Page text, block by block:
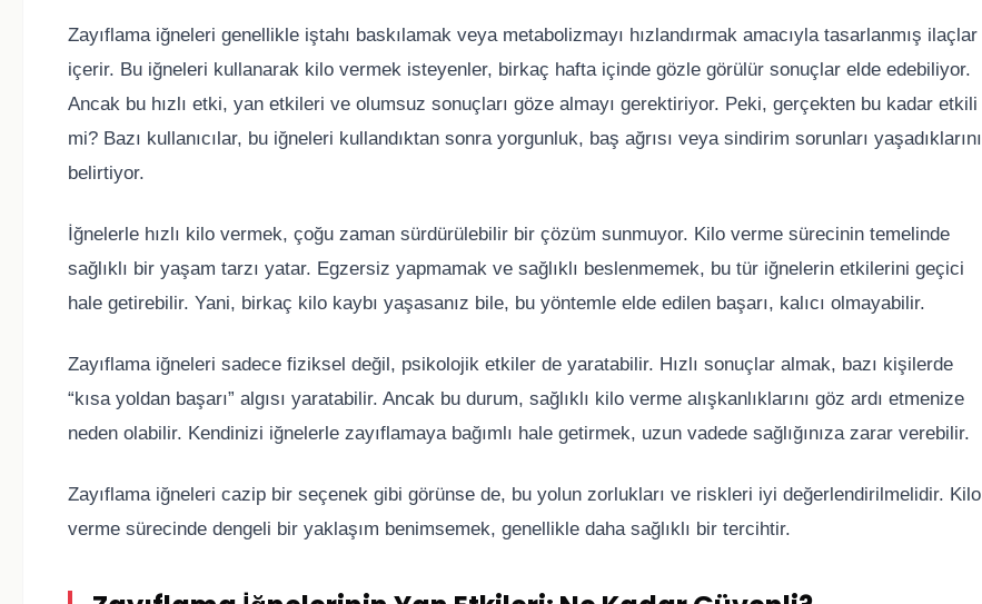
Zayıflama iğneleri genellikle iştahı baskılamak veya metabolizmayı hızlandırmak amacıyla tasarlanmış ilaçlar
içerir. Bu iğneleri kullanarak kilo vermek isteyenler, birkaç hafta içinde gözle görülür sonuçlar elde edebiliyor.
Ancak bu hızlı etki, yan etkileri ve olumsuz sonuçları göze almayı gerektiriyor. Peki, gerçekten bu kadar etkili
mi? Bazı kullanıcılar, bu iğneleri kullandıktan sonra yorgunluk, baş ağrısı veya sindirim sorunları yaşadıklarını
belirtiyor.
İğnelerle hızlı kilo vermek, çoğu zaman sürdürülebilir bir çözüm sunmuyor. Kilo verme sürecinin temelinde
sağlıklı bir yaşam tarzı yatar. Egzersiz yapmamak ve sağlıklı beslenmemek, bu tür iğnelerin etkilerini geçici
hale getirebilir. Yani, birkaç kilo kaybı yaşasanız bile, bu yöntemle elde edilen başarı, kalıcı olmayabilir.
Zayıflama iğneleri sadece fiziksel değil, psikolojik etkiler de yaratabilir. Hızlı sonuçlar almak, bazı kişilerde
“kısa yoldan başarı” algısı yaratabilir. Ancak bu durum, sağlıklı kilo verme alışkanlıklarını göz ardı etmenize
neden olabilir. Kendinizi iğnelerle zayıflamaya bağımlı hale getirmek, uzun vadede sağlığınıza zarar verebilir.
Zayıflama iğneleri cazip bir seçenek gibi görünse de, bu yolun zorlukları ve riskleri iyi değerlendirilmelidir. Kilo
verme sürecinde dengeli bir yaklaşım benimsemek, genellikle daha sağlıklı bir tercihtir.